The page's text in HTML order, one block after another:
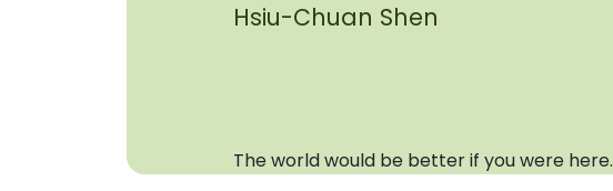
Hsiu-Chuan Shen
The world would be better if you were here.